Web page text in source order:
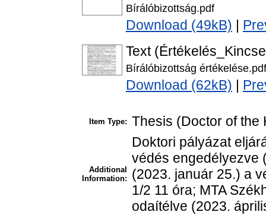
Bírálóbizottság.pdf
Download (49kB)
Text
Bírálóbizottság értékelése.pdf
Download (62kB)
Item Type: Thesis (Doctor of the
Additional
Information:
Doktori pályázat
védés engedélyezve
(2023. január 25.) a
1/2 11 óra; MTA
odaítélve (2023.